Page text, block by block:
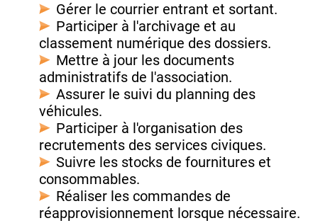
Gérer le courrier entrant et sortant.
Participer à l'archivage et au
classement numérique des dossiers.
Mettre à jour les documents
administratifs de l'association.
Assurer le suivi du planning des
véhicules.
Participer à l'organisation des
recrutements des services civiques.
Suivre les stocks de fournitures et
consommables.
Réaliser les commandes de
réapprovisionnement lorsque nécessaire.